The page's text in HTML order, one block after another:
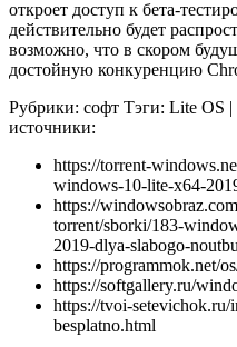
откроет доступ к бета-
действительно будет
возможно, что в скором
достойную конкуренцию
Рубрики: софт Тэги: Lite OS
источники:
https://torrent-
windows-10-lite-x64-
https://
torrent/sborki/183-
2019-dlya-slabogo-
https://programmok.net/
https://softgallery.ru/
https://tvoi-setevichok.ru/
besplatno.html